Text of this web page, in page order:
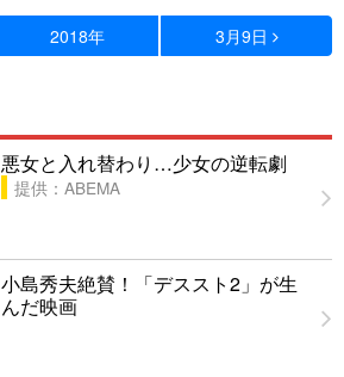
2018年 3月9日
悪女と入れ替わり…少女の逆転劇
提供：ABEMA
小島秀夫絶賛！「デススト2」が生
んだ映画